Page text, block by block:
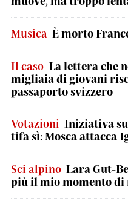
Musica È morto
Il caso La lettera che
migliaia di giovani
passaporto svizzero
Votazioni Iniziativa
tifa sì: Mosca attacca
Sci alpino Lara Gut-
più il mio momento